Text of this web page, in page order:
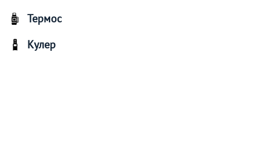
Термос
Кулер